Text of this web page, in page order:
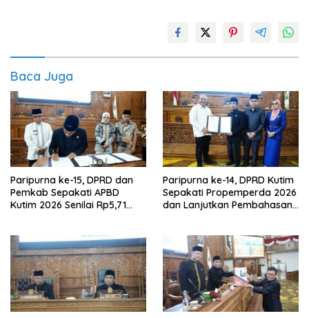
Baca Juga
Paripurna ke-15, DPRD dan
Pemkab Sepakati APBD
Kutim 2026 Senilai Rp5,71
Paripurna ke-14, DPRD Kutim
Sepakati Propemperda 2026
dan Lanjutkan Pembahasan